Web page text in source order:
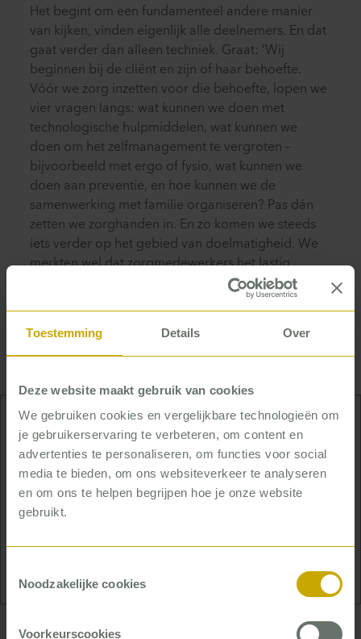
Toestemming Details Over
Deze website maakt gebruik van cookies
We gebruiken cookies en vergelijkbare technologieën om
je gebruikerservaring te verbeteren, om content en
advertenties te personaliseren, om functies voor social
media te bieden, om ons websiteverkeer te analyseren
en om ons te helpen begrijpen hoe je onze website
gebruikt.
Noodzakelijke cookies
Voorkeurscookies
Het begint om een fundamenteel andere manier
van kijken, vinden eigenlijk alle deelnemers. En dat
gaat verder dan alleen techniek. Graat: ‘Wij
beginnen bij de cliënt en zijn of haar behoefte.
Vóór we zorg inzetten voor die behoefte, lopen we
vier vragen langs: wat kunnen we doen met
technologische hulpmiddelen, wat kunnen we
doen om het zelfmanagement te vergroten –
bijvoorbeeld met ergo of fysio, wat kunnen we
doen aan preventie, en hoe kunnen we de
samenwerking met familie organiseren? Pas dán
zetten we zorghanden in. En zo komen we steeds
iets verder op het gebied van doelmatigheid. We
merkten wel dat zorgmedewerkers het lastig
vinden om het gesprek daarover te voeren met
familie, en het helpt om het hogere doel duidelijk
afhankelijk is van ons en zo lang mogelijk
zelfstandig kan functioneren.’
We gingen met wijkverpleegkundigen om de
tafel en schetsten een toekomstbeeld in 2025.
Stel: we hebben geen personeel, en wel
cliënten. Hoe gaan we dat doen? Hoe gaat het
met de steunkousen, de oogzorg, de